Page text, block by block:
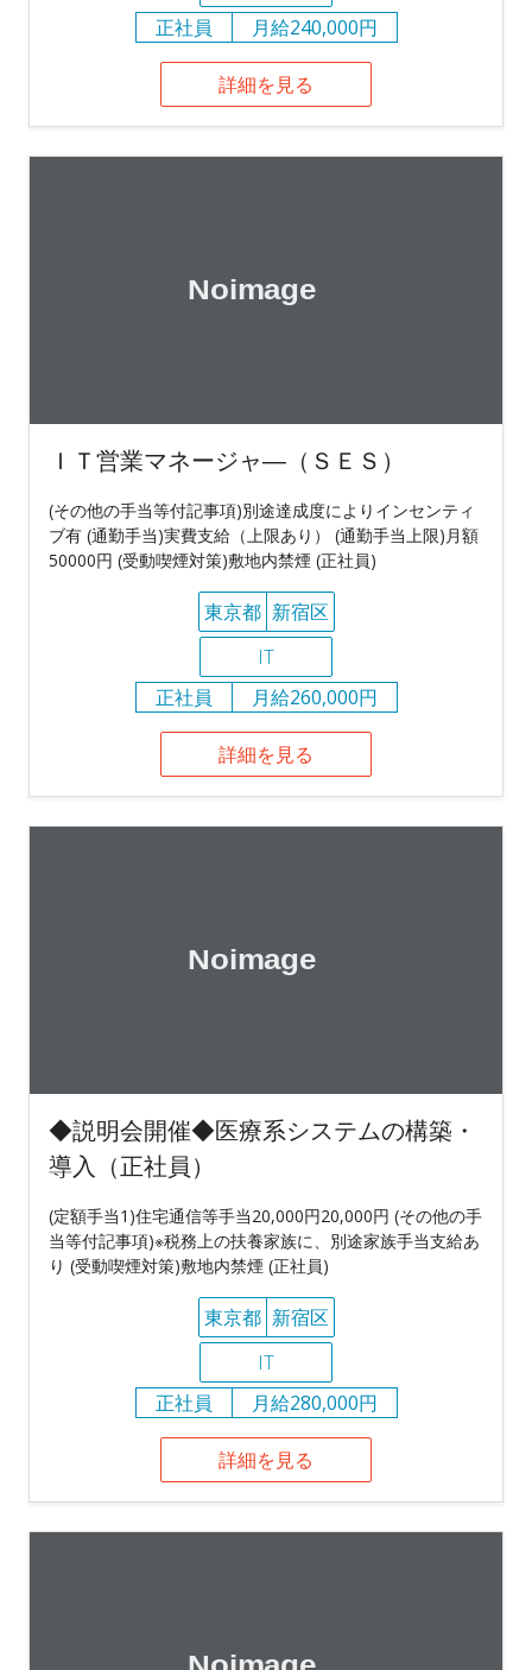
正社員 月給240,000円
詳細を見る
ＩＴ営業マネージャ―（ＳＥＳ）
(その他の手当等付記事項)別途達成度によりインセンティ
ブ有 (通勤手当)実費支給（上限あり） (通勤手当上限)月額
50000円 (受動喫煙対策)敷地内禁煙 (正社員)
東京都 新宿区
IT
正社員
月給260,000円
詳細を見る
◆説明会開催◆医療系システムの構築・
導入（正社員）
(定額手当1)住宅通信等手当20,000円20,000円 (その他の手
当等付記事項)※税務上の扶養家族に、別途家族手当支給あ
り (受動喫煙対策)敷地内禁煙 (正社員)
東京都 新宿区
IT
正社員
月給280,000円
詳細を見る